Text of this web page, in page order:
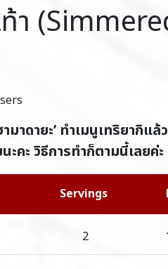
า
ามาดายะ’ ทำเมนูเทริยากิ
คะ วิธีการทำก็ตามนี้เลยค่ะ
Servings
2